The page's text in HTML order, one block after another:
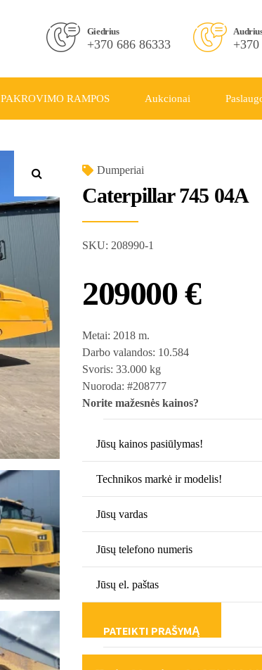
Giedrius
+370 686 86333
PAKROVIMO RAMPOS Aukcionai
Dumperiai
Caterpillar 745 04A
SKU: 208990-1
209000€
Metai: 2018 m.
Darbo valandos: 10.584
Svoris: 33.000 kg
Nuoroda: #208777
Norite mažesnės kainos?